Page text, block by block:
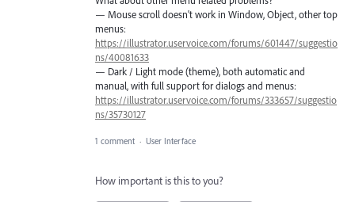
— Mouse scroll doesn't work in Window, Object, other top
menus:
https://illustrator.uservoice.com/forums/601447/suggestio
ns/40081633
— Dark / Light mode (theme), both automatic and
manual, with full support for dialogs and menus:
https://illustrator.uservoice.com/forums/333657/suggestio
ns/35730127
1 comment · User Interface
How important is this to you?